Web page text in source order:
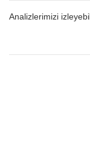
Analizlerimizi